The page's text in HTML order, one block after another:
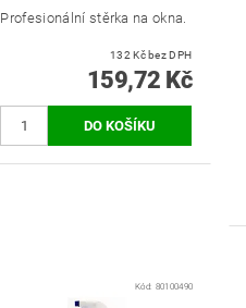
Profesionální stěrka na okna.
132 Kč bez DPH
159,72 Kč
Kód: 80100490